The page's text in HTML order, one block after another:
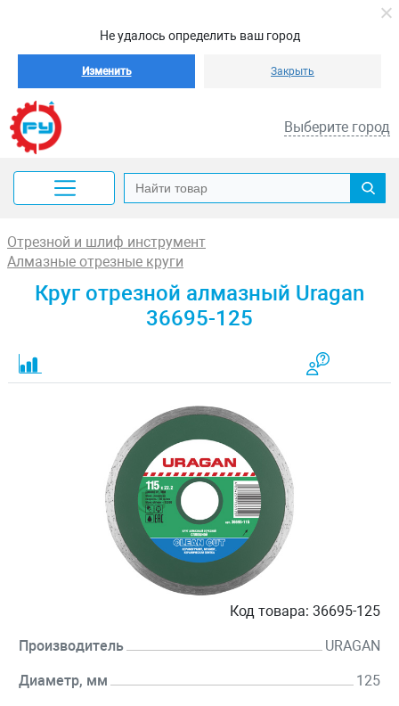
Не удалось определить ваш город
Изменить Закрыть
Выберите город
Отрезной и шлиф инструмент
Алмазные отрезные круги
Круг отрезной алмазный Uragan
36695-125
Код товара: 36695-125
Производитель URAGAN
Диаметр, мм 125